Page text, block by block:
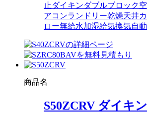
止 ダイキンダブルブロック
アコンランドリー乾燥天井
ロー無給水加湿給気換気自
商品名
S50ZCRV ダイキ